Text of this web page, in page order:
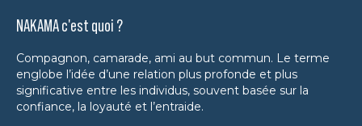
NAKAMA c'est quoi ?
Compagnon, camarade, ami au but commun. Le terme
englobe l’idée d’une relation plus profonde et plus
significative entre les individus, souvent basée sur la
confiance, la loyauté et l’entraide.